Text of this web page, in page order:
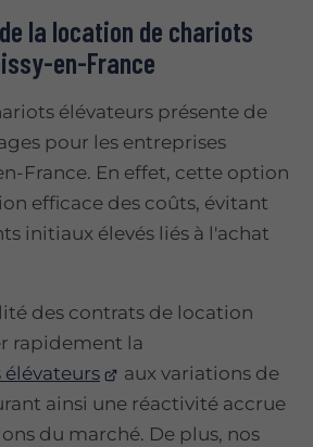
la location de chariots
en-France
élévateurs présente de
pour les entreprises
France. En effet, cette option
efficace des coûts, évitant
initiaux élevés liés à l'achat
des contrats de location
rapidement la
aux variations de
ainsi une réactivité accrue
du marché. De plus, nos